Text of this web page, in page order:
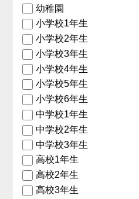
幼稚園
小学校1年生
小学校2年生
小学校3年生
小学校4年生
小学校5年生
小学校6年生
中学校1年生
中学校2年生
中学校3年生
高校1年生
高校2年生
高校3年生